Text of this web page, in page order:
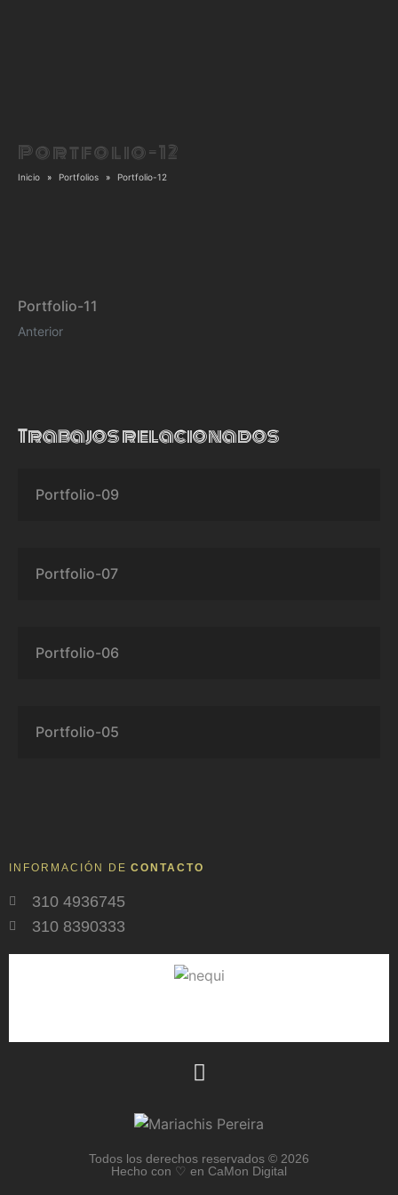
Portfolio-12
Inicio Portfolios Portfolio-12
Portfolio-11
Anterior
Trabajos relacionados
Portfolio-09
Portfolio-07
Portfolio-06
Portfolio-05
INFORMACIÓN DE CONTACTO
310 4936745
310 8390333
Todos los derechos reservados © 2026
Hecho con ♡ en CaMon Digital